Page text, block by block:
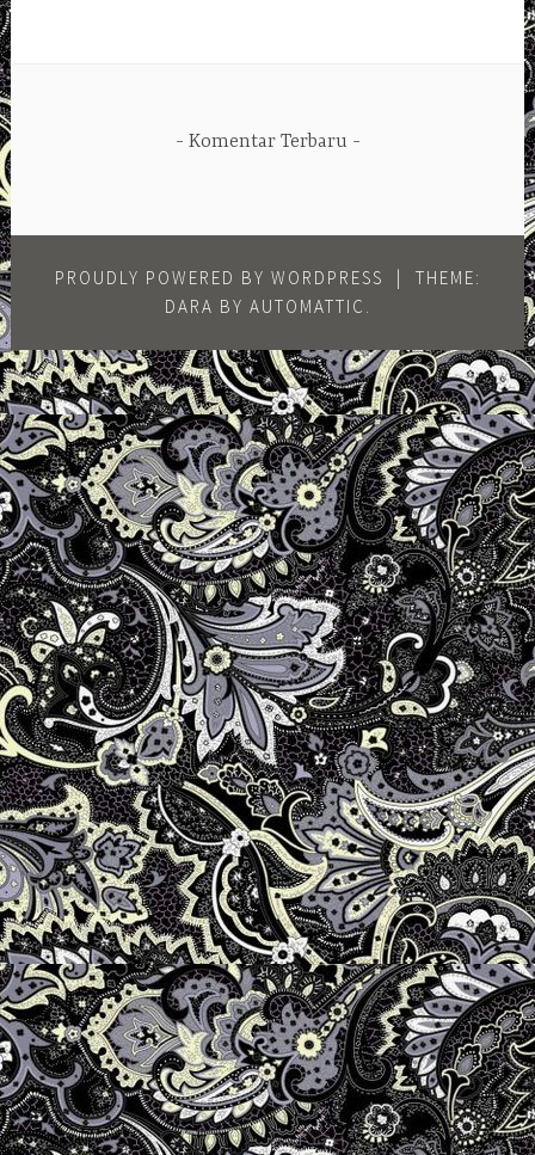
Komentar Terbaru
PROUDLY POWERED BY WORDPRESS |
THEME:
DARA BY AUTOMATTIC